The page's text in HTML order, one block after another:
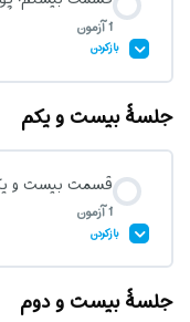
آزمون قسمت نوزدهم:1 آزمون
بازکردن
محتوای درس
آزمون قسمت بیستم:
جلسۀ بیست و یکم
قسمت بیست و
1 آزمون
بازکردن
محتوای درس
جلسۀ بیست و دوم